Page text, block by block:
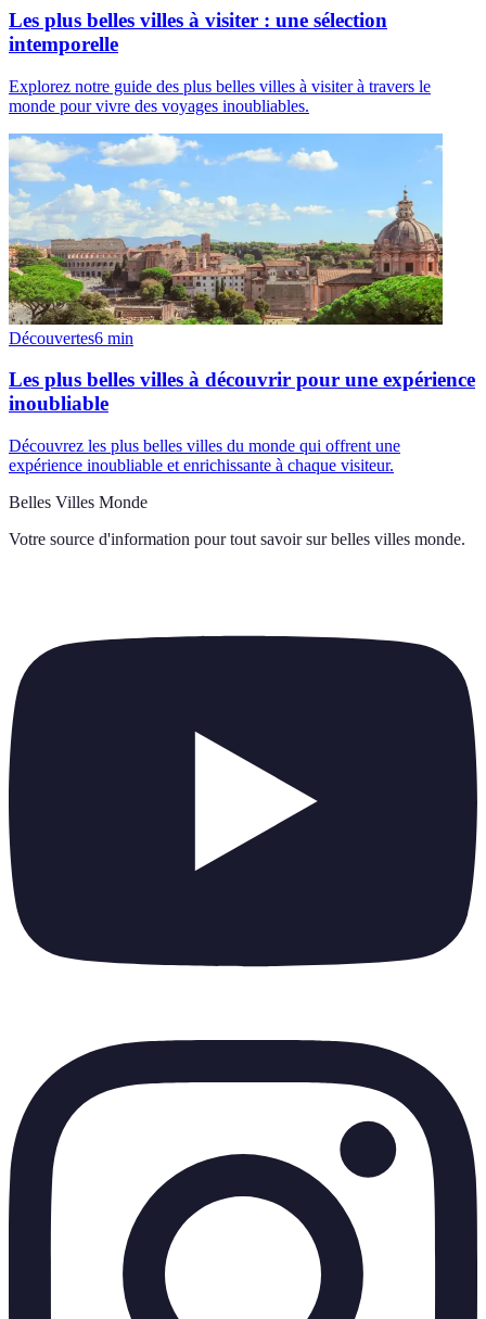
Les plus belles villes à visiter : une sélection
intemporelle
Explorez notre guide des plus belles villes à visiter à travers le
monde pour vivre des voyages inoubliables.
Découvertes6 min
Les plus belles villes à découvrir pour une expérience
inoubliable
Découvrez les plus belles villes du monde qui offrent une
expérience inoubliable et enrichissante à chaque visiteur.
Belles Villes Monde
Votre source d'information pour tout savoir sur belles villes monde.